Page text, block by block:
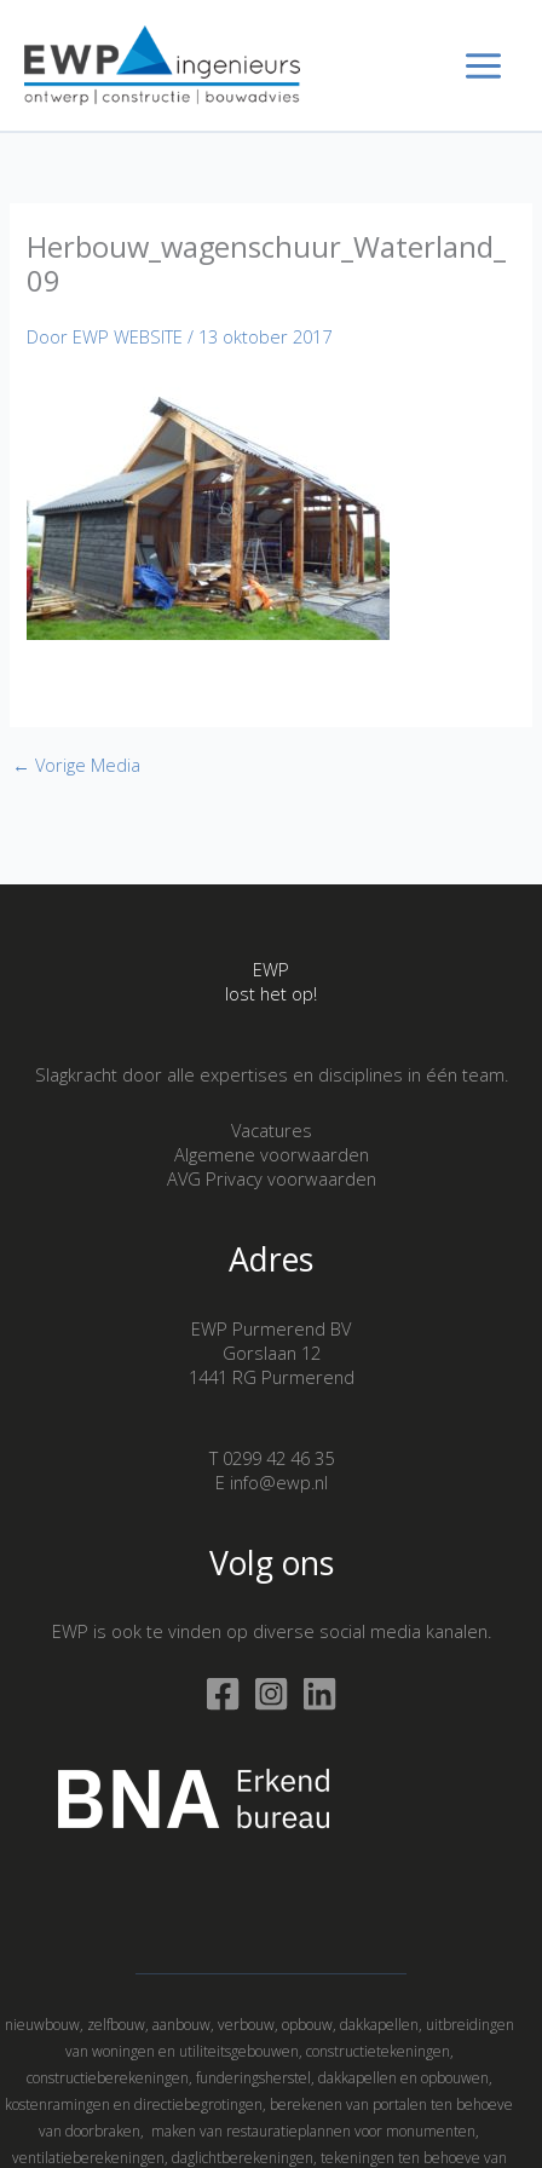
inhoud
Herbouw_wagenschuur_Waterland_
09
Door EWP WEBSITE/ 13 oktober 2017
← Vorige Media
EWP
lost het op!
Slagkracht door alle expertises en disciplines in één team.
Vacatures
Algemene voorwaarden
AVG Privacy voorwaarden
Adres
EWP Purmerend BV
Gorslaan 12
1441 RG Purmerend
T 0299 42 46 35
E info@ewp.nl
Volg ons
EWP is ook te vinden op diverse social media kanalen.
nieuwbouw, zelfbouw, aanbouw, verbouw, opbouw, dakkapellen, uitbreidingen
van woningen en utiliteitsgebouwen, constructietekeningen,
constructieberekeningen, funderingsherstel, dakkapellen en opbouwen,
kostenramingen en directiebegrotingen, berekenen van portalen ten behoeve
van doorbraken, maken van restauratieplannen voor monumenten,
ventilatieberekeningen, daglichtberekeningen, tekeningen ten behoeve van